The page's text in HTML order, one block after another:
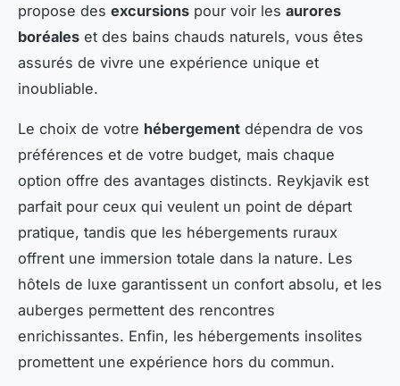
propose des excursions pour voir les aurores
boréales et des bains chauds naturels, vous êtes
assurés de vivre une expérience unique et
inoubliable.
Le choix de votre hébergement dépendra de vos
préférences et de votre budget, mais chaque
option offre des avantages distincts. Reykjavik est
parfait pour ceux qui veulent un point de départ
pratique, tandis que les hébergements ruraux
offrent une immersion totale dans la nature. Les
hôtels de luxe garantissent un confort absolu, et les
auberges permettent des rencontres
enrichissantes. Enfin, les hébergements insolites
promettent une expérience hors du commun.